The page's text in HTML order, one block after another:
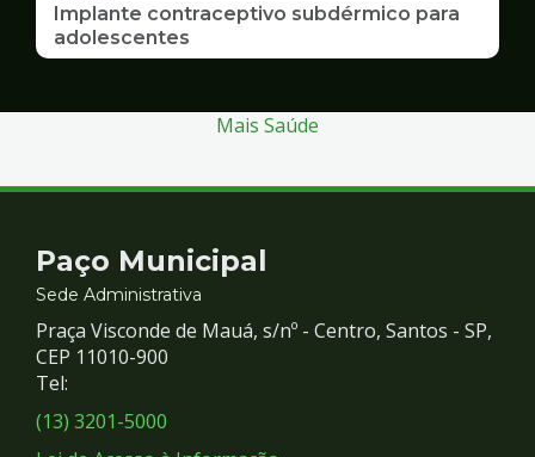
Implante contraceptivo subdérmico para
adolescentes
Mais Saúde
Contato
e
Redes
Sociais
Paço Municipal
Sede Administrativa
Praça Visconde de Mauá, s/nº - Centro, Santos - SP,
CEP 11010-900
Tel:
(13) 3201-5000